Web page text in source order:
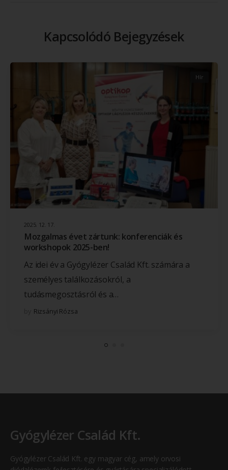
Kapcsolódó Bejegyzések
2025. 12. 17.
Hír
Mozgalmas évet zártunk: konferenciák és
workshopok 2025-ben!
Az idei év a Gyógylézer Család Kft. számára a
személyes találkozásokról, a
tudásmegosztásról és a…
Rizsányi Rózsa
Gyógylézer Család Kft.
Gyógylézer Család Kft. egy magyar cég, amely orvosi